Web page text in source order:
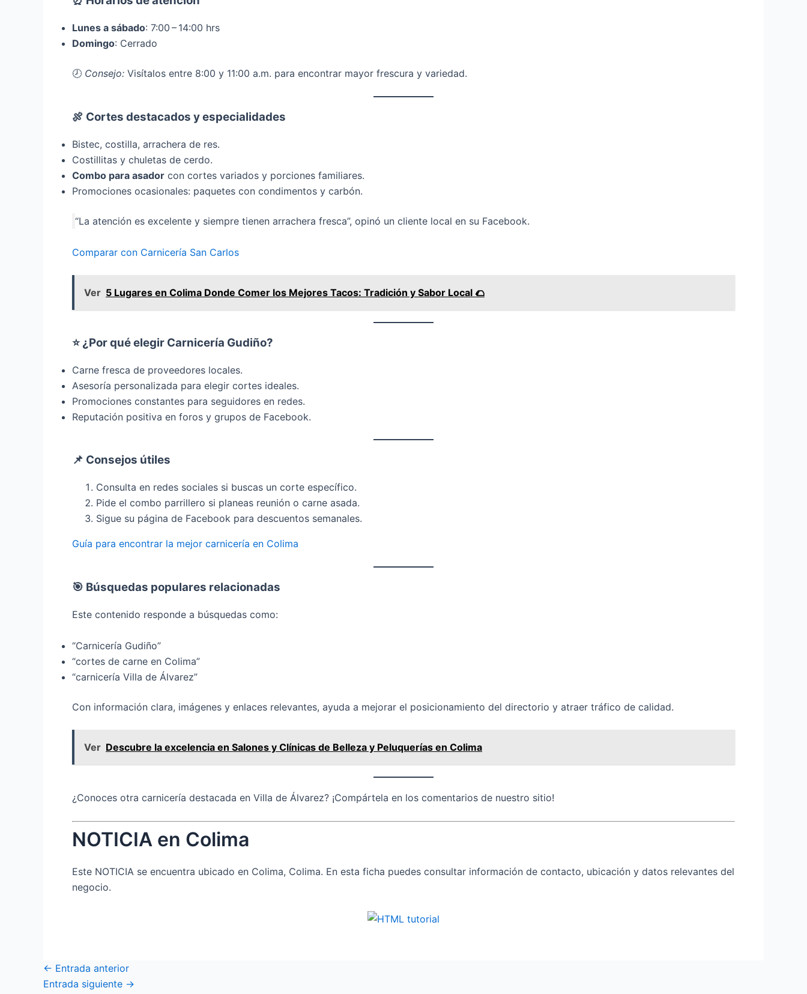
Lunes a sábado: 7:00 – 14:00 hrs
Domingo: Cerrado
🕗 Consejo: Visítalos entre 8:00 y 11:00 a.m. para encontrar mayor frescura y variedad.
🍖 Cortes destacados y especialidades
Bistec, costilla, arrachera de res.
Costillitas y chuletas de cerdo.
Combo para asador con cortes variados y porciones familiares.
Promociones ocasionales: paquetes con condimentos y carbón.
“La atención es excelente y siempre tienen arrachera fresca”, opinó un cliente local en su Facebook.
Comparar con Carnicería San Carlos
Ver 5 Lugares en Colima Donde Comer los Mejores Tacos: Tradición y Sabor Local 🌮
⭐ ¿Por qué elegir Carnicería Gudiño?
Carne fresca de proveedores locales.
Asesoría personalizada para elegir cortes ideales.
Promociones constantes para seguidores en redes.
Reputación positiva en foros y grupos de Facebook.
📌 Consejos útiles
Consulta en redes sociales si buscas un corte específico.
Pide el combo parrillero si planeas reunión o carne asada.
Sigue su página de Facebook para descuentos semanales.
Guía para encontrar la mejor carnicería en Colima
🎯 Búsquedas populares relacionadas
Este contenido responde a búsquedas como:
“Carnicería Gudiño”
“cortes de carne en Colima”
“carnicería Villa de Álvarez”
Con información clara, imágenes y enlaces relevantes, ayuda a mejorar el posicionamiento del directorio y atraer tráfico de calidad.
Ver Descubre la excelencia en Salones y Clínicas de Belleza y Peluquerías en Colima
¿Conoces otra carnicería destacada en Villa de Álvarez? ¡Compártela en los comentarios de nuestro sitio!
NOTICIA en Colima
Este NOTICIA se encuentra ubicado en Colima, Colima. En esta ficha puedes consultar información de contacto, ubicación y datos relevantes del
negocio.
← Entrada anterior
Entrada siguiente →